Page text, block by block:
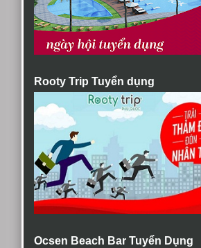
Rooty Trip Tuyển dụng
Ocsen Beach Bar Tuyển Dụng